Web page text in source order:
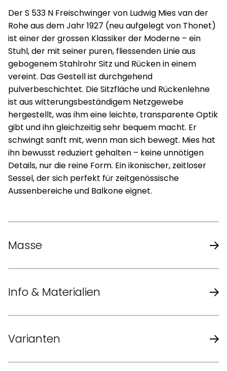
Der S 533 N Freischwinger von Ludwig Mies van der
Rohe aus dem Jahr 1927 (neu aufgelegt von Thonet)
ist einer der grossen Klassiker der Moderne – ein
Stuhl, der mit seiner puren, fliessenden Linie aus
gebogenem Stahlrohr Sitz und Rücken in einem
vereint. Das Gestell ist durchgehend
pulverbeschichtet. Die Sitzfläche und Rückenlehne
ist aus witterungsbeständigem Netzgewebe
hergestellt, was ihm eine leichte, transparente Optik
gibt und ihn gleichzeitig sehr bequem macht. Er
schwingt sanft mit, wenn man sich bewegt. Mies hat
ihn bewusst reduziert gehalten – keine unnötigen
Details, nur die reine Form. Ein ikonischer, zeitloser
Sessel, der sich perfekt für zeitgenössische
Aussenbereiche und Balkone eignet.
Masse
Höhe mit Gleiter + 1,5 cm
Sitzhöhe
Info & Materialien
Jahr 1927
Varianten